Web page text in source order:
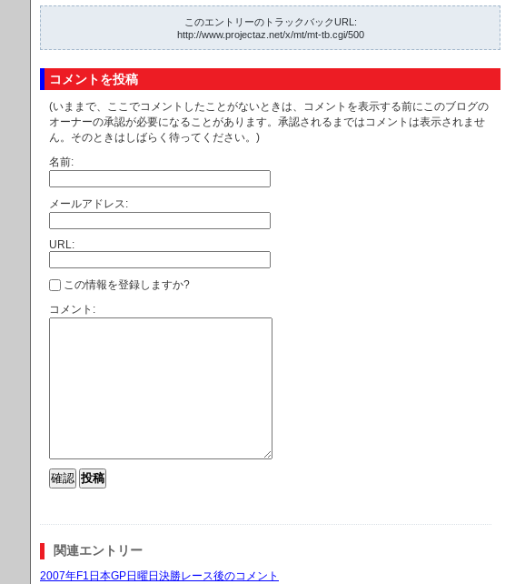
このエントリーのトラックバックURL:
http://www.projectaz.net/x/mt/mt-tb.cgi/500
コメントを投稿
(いままで、ここでコメントしたことがないときは、コメントを表示する前にこのブログの
オーナーの承認が必要になることがあります。承認されるまではコメントは表示されませ
ん。そのときはしばらく待ってください。)
名前:
メールアドレス:
URL:
この情報を登録しますか?
コメント:
関連エントリー
2007年F1日本GP日曜日決勝レース後のコメント